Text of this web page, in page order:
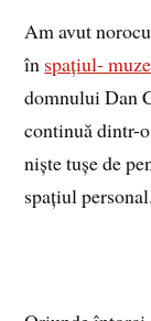
Am avut
în spațiul-
domnului Dan
continuă dintr-
niște tușe de
spațiul personal.